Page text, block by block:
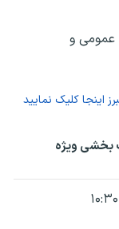
عمومی و
اینجا کلیک نمایید
بخشی ویژه